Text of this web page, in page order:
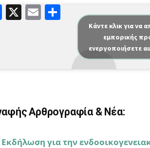
F
b
o
k
X E
σ
ίτ
ε
Κάντε κλικ για να
εμπορικής
ενεργοποιήσετε
Αρθρογραφία & Νέα:
Εκδήλωση για την